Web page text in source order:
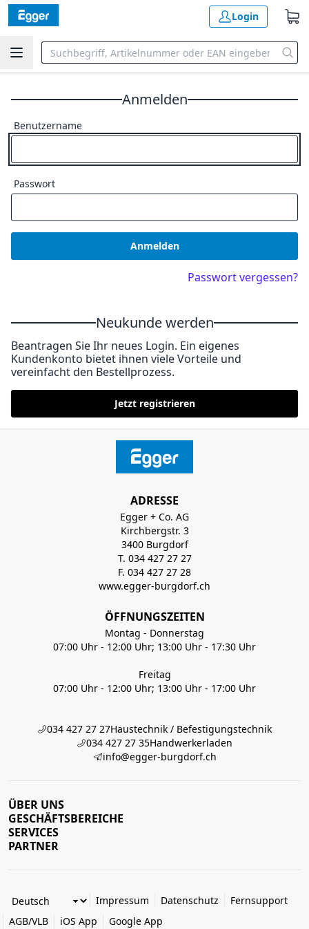
Login
Anmelden
Benutzername
Passwort
Anmelden
Passwort vergessen?
Neukunde werden
Beantragen Sie Ihr neues Login. Ein eigenes
Kundenkonto bietet ihnen viele Vorteile und
vereinfacht den Bestellprozess.
Jetzt registrieren
ADRESSE
Egger + Co. AG
Kirchbergstr. 3
3400 Burgdorf
T. 034 427 27 27
F. 034 427 27 28
www.egger-burgdorf.ch
ÖFFNUNGSZEITEN
Montag - Donnerstag
07:00 Uhr - 12:00 Uhr; 13:00 Uhr - 17:30 Uhr
Freitag
07:00 Uhr - 12:00 Uhr; 13:00 Uhr - 17:00 Uhr
034 427 27 27Haustechnik / Befestigungstechnik
034 427 27 35Handwerkerladen
info@egger-burgdorf.ch
ÜBER UNS
GESCHÄFTSBEREICHE
SERVICES
PARTNER
Impressum Datenschutz
Fernsupport
AGB/VLB
iOS App Google App